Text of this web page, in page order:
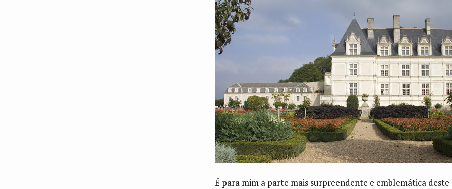
É para mim a parte mais surpreendente e emblemática deste